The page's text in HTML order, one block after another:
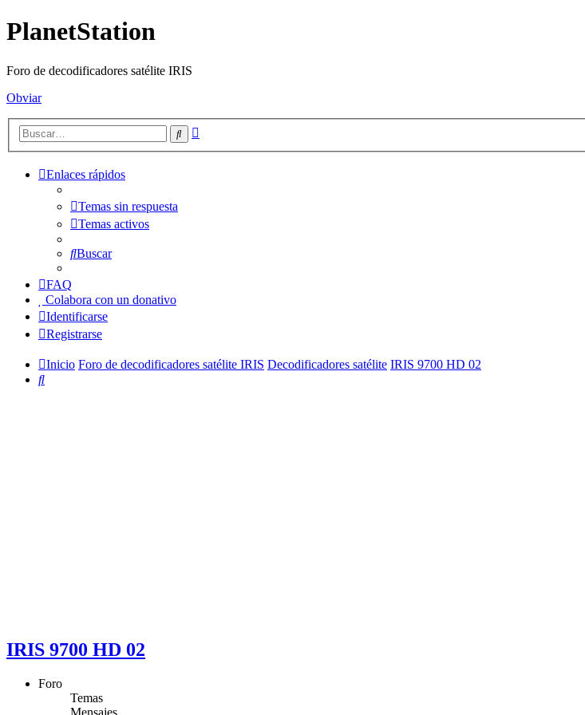
PlanetStation
Foro de decodificadores satélite IRIS
Obviar
Buscar
Enlaces rápidos
Temas sin respuesta
Temas activos
Buscar
FAQ
Colabora con un donativo
Identificarse
Registrarse
Inicio Foro de decodificadores satélite IRIS Decodificadores satélite IRIS 9700 HD 02
Buscar
IRIS 9700 HD 02
Foro
Temas